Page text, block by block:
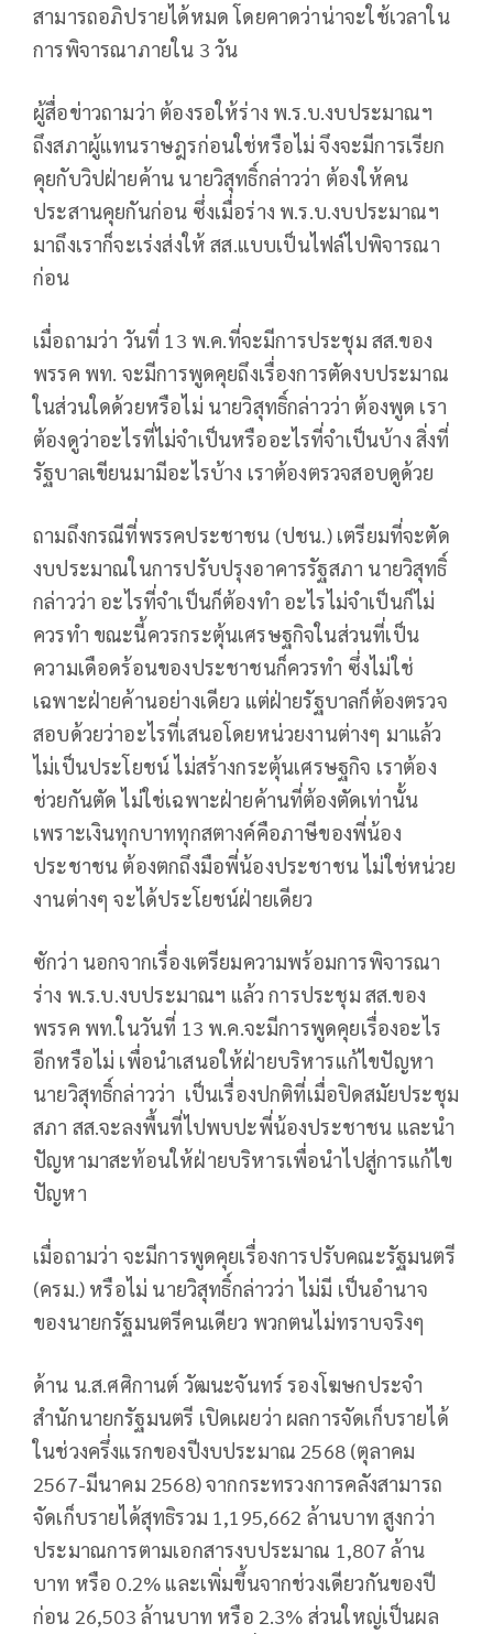
สามารถอภิปรายได้หมด โดยคาดว่าน่าจะใช้เวลาใน
การพิจารณาภายใน 3 วัน
ผู้สื่อข่าวถามว่า ต้องรอให้ร่าง พ.ร.บ.งบประมาณฯ
ถึงสภาผู้แทนราษฎรก่อนใช่หรือไม่ จึงจะมีการเรียก
คุยกับวิปฝ่ายค้าน นายวิสุทธิ์กล่าวว่า ต้องให้คน
ประสานคุยกันก่อน ซึ่งเมื่อร่าง พ.ร.บ.งบประมาณฯ
มาถึงเราก็จะเร่งส่งให้ สส.แบบเป็นไฟล์ไปพิจารณา
ก่อน
เมื่อถามว่า วันที่ 13 พ.ค.ที่จะมีการประชุม สส.ของ
พรรค พท. จะมีการพูดคุยถึงเรื่องการตัดงบประมาณ
ในส่วนใดด้วยหรือไม่ นายวิสุทธิ์กล่าวว่า ต้องพูด เรา
ต้องดูว่าอะไรที่ไม่จำเป็นหรืออะไรที่จำเป็นบ้าง สิ่งที่
รัฐบาลเขียนมามีอะไรบ้าง เราต้องตรวจสอบดูด้วย
ถามถึงกรณีที่พรรคประชาชน (ปชน.) เตรียมที่จะตัด
งบประมาณในการปรับปรุงอาคารรัฐสภา นายวิสุทธิ์
กล่าวว่า อะไรที่จำเป็นก็ต้องทำ อะไรไม่จำเป็นก็ไม่
ควรทำ ขณะนี้ควรกระตุ้นเศรษฐกิจในส่วนที่เป็น
ความเดือดร้อนของประชาชนก็ควรทำ ซึ่งไม่ใช่
เฉพาะฝ่ายค้านอย่างเดียว แต่ฝ่ายรัฐบาลก็ต้องตรวจ
สอบด้วยว่าอะไรที่เสนอโดยหน่วยงานต่างๆ มาแล้ว
ไม่เป็นประโยชน์ ไม่สร้างกระตุ้นเศรษฐกิจ เราต้อง
ช่วยกันตัด ไม่ใช่เฉพาะฝ่ายค้านที่ต้องตัดเท่านั้น
เพราะเงินทุกบาททุกสตางค์คือภาษีของพี่น้อง
ประชาชน ต้องตกถึงมือพี่น้องประชาชน ไม่ใช่หน่วย
งานต่างๆ จะได้ประโยชน์ฝ่ายเดียว
ซักว่า นอกจากเรื่องเตรียมความพร้อมการพิจารณา
ร่าง พ.ร.บ.งบประมาณฯ แล้ว การประชุม สส.ของ
พรรค พท.ในวันที่ 13 พ.ค.จะมีการพูดคุยเรื่องอะไร
อีกหรือไม่ เพื่อนำเสนอให้ฝ่ายบริหารแก้ไขปัญหา
นายวิสุทธิ์กล่าวว่า เป็นเรื่องปกติที่เมื่อปิดสมัยประชุม
สภา สส.จะลงพื้นที่ไปพบปะพี่น้องประชาชน และนำ
ปัญหามาสะท้อนให้ฝ่ายบริหารเพื่อนำไปสู่การแก้ไข
ปัญหา
เมื่อถามว่า จะมีการพูดคุยเรื่องการปรับคณะรัฐมนตรี
(ครม.) หรือไม่ นายวิสุทธิ์กล่าวว่า ไม่มี เป็นอำนาจ
ของนายกรัฐมนตรีคนเดียว พวกตนไม่ทราบจริงๆ
ด้าน น.ส.ศศิกานต์ วัฒนะจันทร์ รองโฆษกประจำ
สำนักนายกรัฐมนตรี เปิดเผยว่า ผลการจัดเก็บรายได้
ในช่วงครึ่งแรกของปีงบประมาณ 2568 (ตุลาคม
2567-มีนาคม 2568) จากกระทรวงการคลังสามารถ
จัดเก็บรายได้สุทธิรวม 1,195,662 ล้านบาท สูงกว่า
ประมาณการตามเอกสารงบประมาณ 1,807 ล้าน
บาท หรือ 0.2% และเพิ่มขึ้นจากช่วงเดียวกันของปี
ก่อน 26,503 ล้านบาท หรือ 2.3% ส่วนใหญ่เป็นผล